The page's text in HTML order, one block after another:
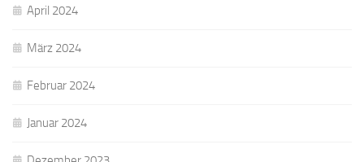
April 2024
März 2024
Februar 2024
Januar 2024